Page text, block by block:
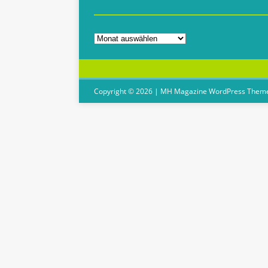
Copyright © 2026 | MH Magazine WordPress